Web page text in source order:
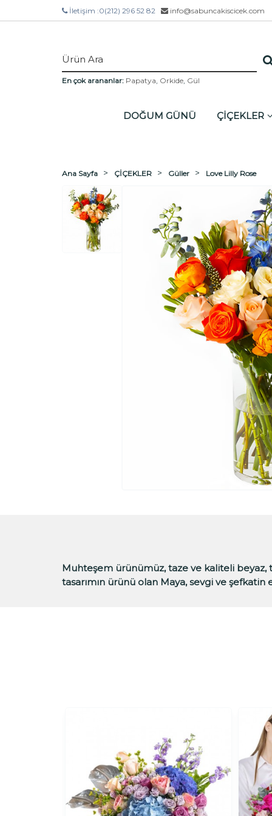
İletişim :0(212) 296 52 82 info@sabuncakiscicek.com
En çok arananlar: Papatya, Orkide, Gül
DOĞUM GÜNÜ ÇİÇEKLER
Ana Sayfa ÇİÇEKLER Güller Love Lilly Rose
Muhteşem ürünümüz, taze ve kaliteli beyaz,
tasarımın ürünü olan Maya, sevgi ve şefkatin